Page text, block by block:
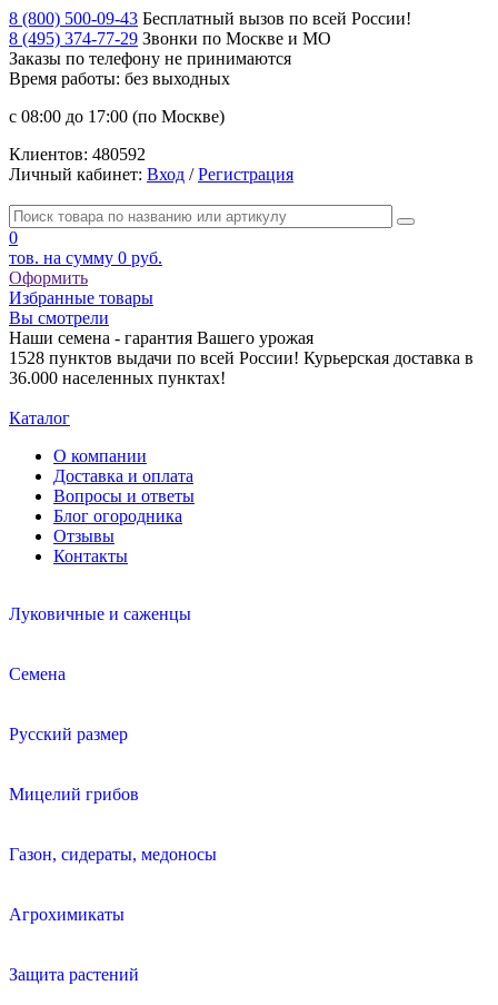
8 (800) 500-09-43 Бесплатный вызов по всей России!
8 (495) 374-77-29 Звонки по Москве и МО
Заказы по телефону не принимаются
Время работы: без выходных
с 08:00 до 17:00 (по Москве)
Клиентов: 480592
Личный кабинет: Вход /Регистрация
0
тов. на сумму 0 руб.
Оформить
Избранные товары
Вы смотрели
Наши семена - гарантия Вашего урожая
1528 пунктов выдачи по всей России! Курьерская доставка в
36.000 населенных пунктах!
Каталог
О компании
Доставка и оплата
Вопросы и ответы
Блог огородника
Отзывы
Контакты
Луковичные и саженцы
Семена
Русский размер
Мицелий грибов
Газон, сидераты, медоносы
Агрохимикаты
Защита растений